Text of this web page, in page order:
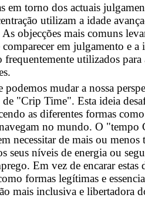
em torno dos actuais
utilizam a idade
objecções mais comuns
em julgamento e
frequentemente utilizados
podemos mudar a nossa
"Crip Time". Esta ideia
as diferentes formas
no mundo. O "tempo
necessitar de mais ou menos
seus níveis de energia ou
Em vez de encarar
formas legítimas e
mais inclusiva e libertadora